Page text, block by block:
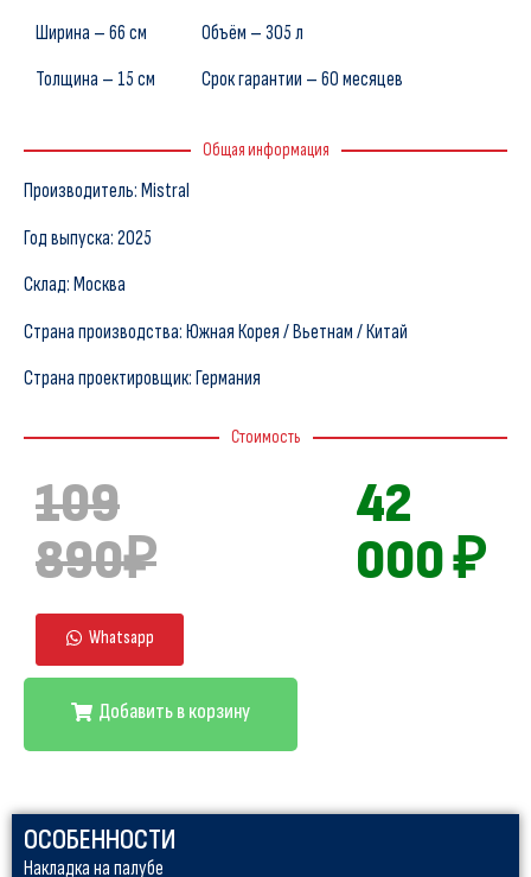
Ширина – 66 см
Толщина – 15 см
Объём – 305 л
Срок гарантии – 60 месяцев
Общая информация
Производитель: Mistral
Год выпуска: 2025
Склад: Москва
Страна производства: Южная Корея / Вьетнам / Китай
Страна проектировщик: Германия
Стоимость
109
890₽
42
000 ₽
Whatsapp
Добавить в корзину
ОСОБЕННОСТИ
Накладка на палубе